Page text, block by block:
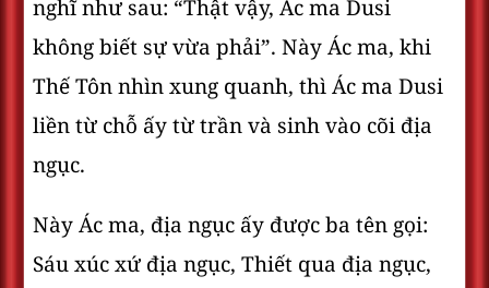
nghĩ như sau: “Thật vậy, Ác ma Dusi
không biết sự vừa phải”. Này Ác ma, khi
Thế Tôn nhìn xung quanh, thì Ác ma Dusi
liền từ chỗ ấy từ trần và sinh vào cõi địa
ngục.
Này Ác ma, địa ngục ấy được ba tên gọi:
Sáu xúc xứ địa ngục, Thiết qua địa ngục,